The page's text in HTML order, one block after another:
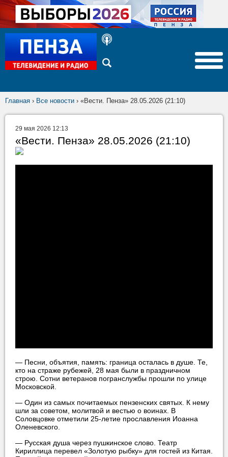
Главная › Все новости › «Вести. Пенза» 28.05.2026 (21:10)
29 мая 2026 12:13
«Вести. Пенза» 28.05.2026 (21:10)
— Песни, объятия, память: граница осталась в душе. Те,
кто на страже рубежей, 28 мая были в праздничном
строю. Сотни ветеранов погранслужбы прошли по улице
Московской.
— Один из самых почитаемых пензенских святых. К нему
шли за советом, молитвой и вестью о воинах. В
Соловцовке отметили 25-летие прославления Иоанна
Оленевского.
— Русская душа через пушкинское слово. Театр
Кириллица перевел «Золотую рыбку» для гостей из Китая.